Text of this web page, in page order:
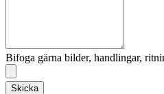
Bifoga gärna bilder, handlingar,
Skicka